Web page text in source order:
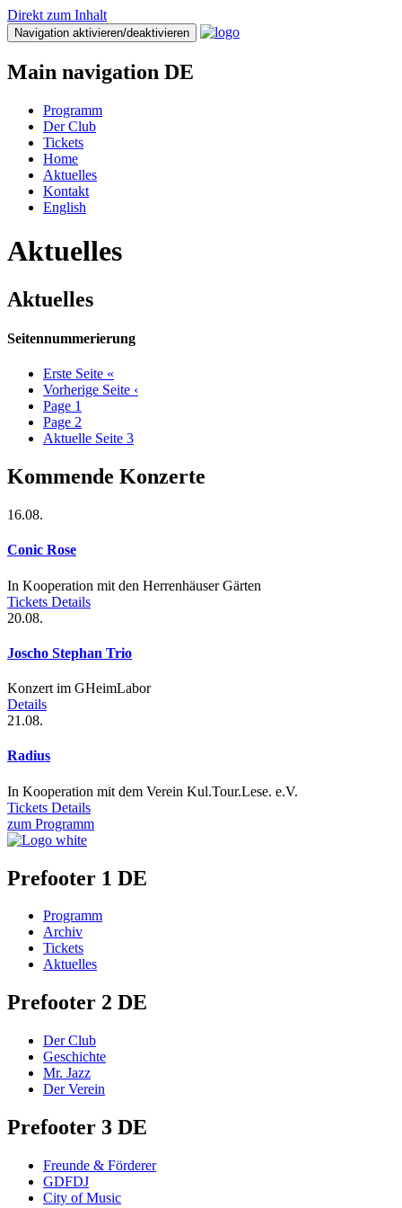
Direkt zum Inhalt
Navigation aktivieren/deaktivieren
Main navigation DE
Programm
Der Club
Tickets
Home
Aktuelles
Kontakt
English
Aktuelles
Aktuelles
Seitennummerierung
Erste Seite «
Vorherige Seite ‹
Page 1
Page 2
Aktuelle Seite 3
Kommende Konzerte
16.08.
Conic Rose
In Kooperation mit den Herrenhäuser Gärten
Tickets Details
20.08.
Joscho Stephan Trio
Konzert im GHeimLabor
Details
21.08.
Radius
In Kooperation mit dem Verein Kul.Tour.Lese. e.V.
Tickets Details
zum Programm
Prefooter 1 DE
Programm
Archiv
Tickets
Aktuelles
Prefooter 2 DE
Der Club
Geschichte
Mr. Jazz
Der Verein
Prefooter 3 DE
Freunde & Förderer
GDFDJ
City of Music